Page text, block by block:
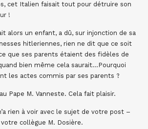
cet Italien faisait tout pour détruire son
!
alors un enfant, a dû, sur injonction de sa
hitleriennes, rien ne dit que ce soit
que ses parents étaient des fidèles de
bien même cela saurait…Pourquoi
les actes commis par ses parents ?
Pape M. Vanneste. Cela fait plaisir.
rien à voir avec le sujet de votre post –
collègue M. Dosière.